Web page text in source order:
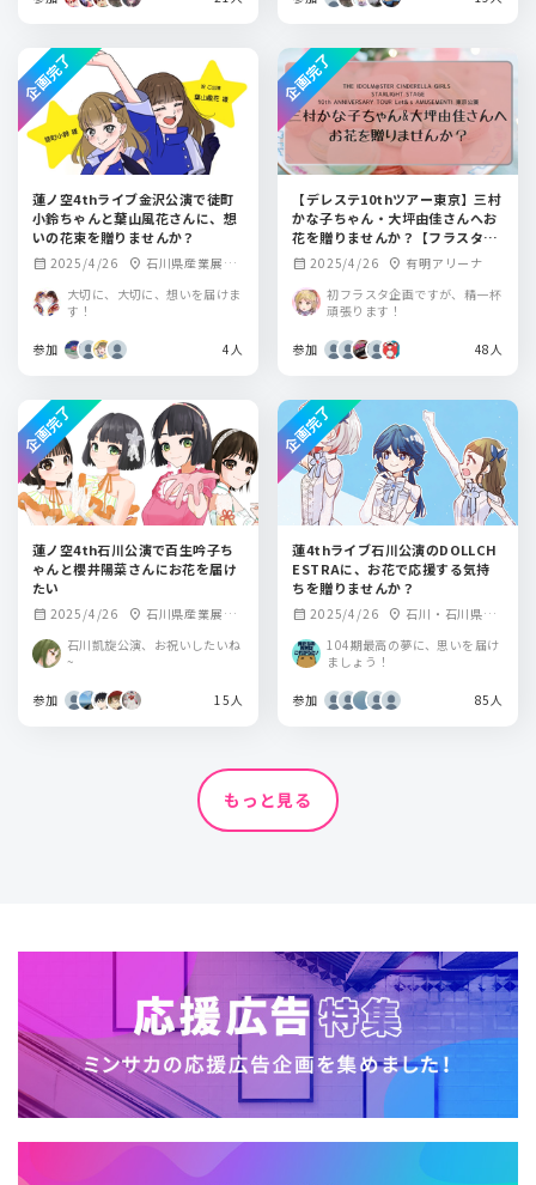
蓮ノ空4thライブ金沢公演で徒町
小鈴ちゃんと葉山風花さんに、想
いの花束を贈りませんか？
calendar_month 2025/4/26 location_on 石川県産業展示
大切に、大切に、想いを届けま
す！
参加 4人
企画完了
【デレステ10thツアー東京】三村
かな子ちゃん・大坪由佳さんへお
花を贈りませんか？【フラスタ企
画】
calendar_month 2025/4/26 location_on 有明アリーナ
初フラスタ企画ですが、精一杯
頑張ります！
参加 48人
企画完了
蓮ノ空4th石川公演で百生吟子ち
ゃんと櫻井陽菜さんにお花を届け
たい
calendar_month 2025/4/26 location_on 石川県産業展示
館（4号館）
石川凱旋公演、お祝いしたいね
~
参加 15人
企画完了
蓮4thライブ石川公演のDOLLCH
ESTRAに、お花で応援する気持
ちを贈りませんか？
calendar_month 2025/4/26 location_on 石川・石川県産
業展示館（4号館）
104期最高の夢に、思いを届け
ましょう！
参加 85人
企画完了
もっと見る